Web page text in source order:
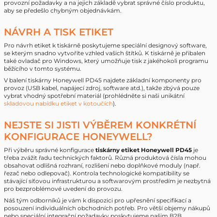
provozní požadavky a na jejich základě vybrat správné číslo produktu,
aby se předešlo chybným objednávkám.
NÁVRH A TISK ETIKET
Pro návrh etiket k tiskárně poskytujeme speciální designový software,
se kterým snadno vytvoříte vzhled vašich štítků. K tiskárně je přibalen
také ovladač pro Windows, který umožňuje tisk z jakéhokoli programu
běžícího v tomto systému.
V balení tiskárny Honeywell PD45 najdete základní komponenty pro
provoz (USB kabel, napájecí zdroj, software atd.), takže zbývá pouze
vybrat vhodný spotřební materiál (prohlédněte si naši unikátní
skladovou nabídku etiket v kotoučích).
NEJSTE SI JISTI VÝBĚREM KONKRÉTNÍ
KONFIGURACE HONEYWELL?
Při výběru správné konfigurace tiskárny etiket Honeywell PD45 je
třeba zvážit řadu technických faktorů. Různá produktová čísla mohou
obsahovat odlišná rozhraní, rozlišení nebo doplňkové moduly (např.
řezač nebo odlepovač). Kontrola technologické kompatibility se
stávající síťovou infrastrukturou a softwarovým prostředím je nezbytná
pro bezproblémové uvedení do provozu.
Náš tým odborníků je vám k dispozici pro upřesnění specifikací a
posouzení individuálních obchodních potřeb. Pro větší objemy nákupů